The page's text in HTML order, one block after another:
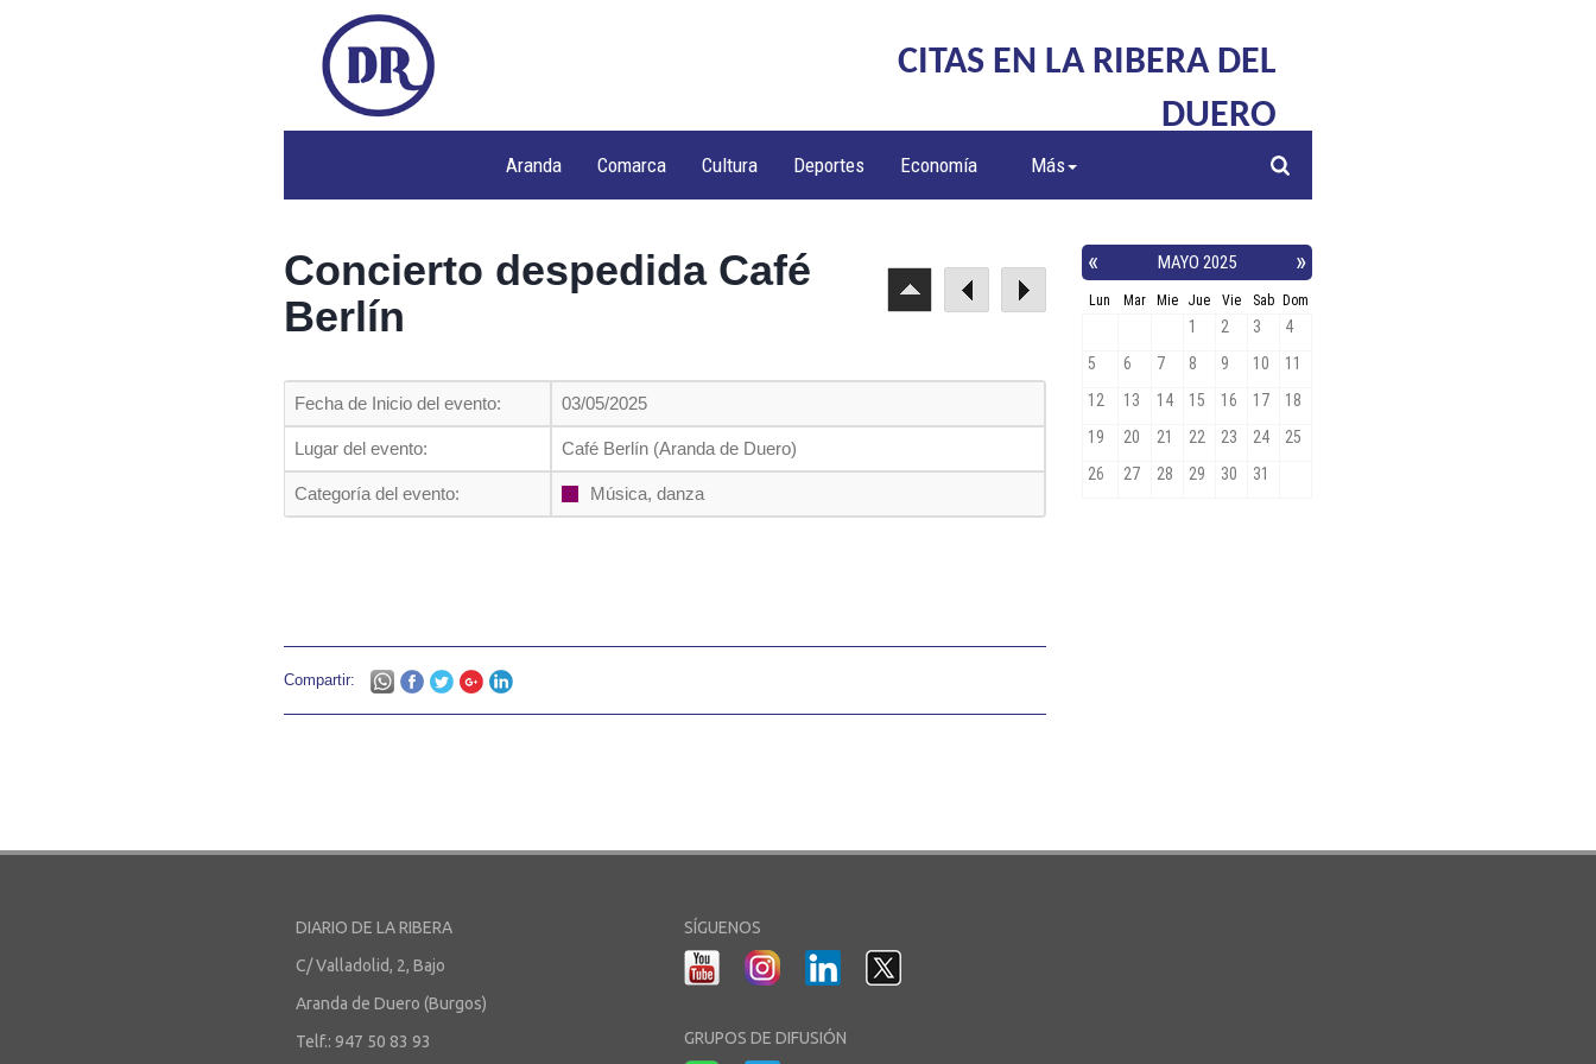
CITAS EN LA RIBERA DEL
DUERO
Aranda Comarca Cultura Deportes Economía Más
Concierto despedida Café
Berlín
Fecha de Inicio del evento: 03/05/2025
Lugar del evento: Café Berlín (Aranda de Duero)
Categoría del evento: Música, danza
Compartir:
DIARIO DE LA RIBERA
C/ Valladolid, 2, Bajo
Aranda de Duero (Burgos)
Telf.: 947 50 83 93
SÍGUENOS
GRUPOS DE DIFUSIÓN